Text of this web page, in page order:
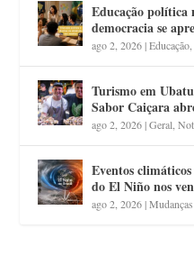
Educação política
democracia se
ago 2, 2026|Educação
Turismo em
Sabor Caiçara
ago 2, 2026|Geral ,
Eventos
do El Niño nos
ago 2, 2026|